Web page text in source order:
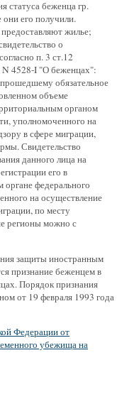
статуса беженца гр.
они его получили.
жилье;
о
п. 3 ст.12
N 4528-I "О беженцах":
обязательное
объеме
органом
уполномоченного на
в сфере миграции,
Свидетельство
данного лица на
его в
федерального
на осуществление
по месту
регионы можно с
защиты иностранным
признание беженцем в
Порядок признания
от 19 февраля 1993 года
Федерации от
убежища на